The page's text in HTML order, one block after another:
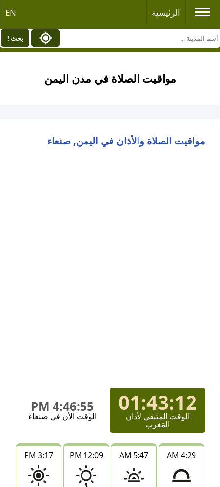
الرئيسية EN
بحث !
مواقيت الصلاة في مدن اليمن
مواقيت الصلاة والأذان في اليمن, صنعاء
01:43:12
الوقت المتبقي لأذان
المَغرب
4:46:55 PM
الوقت الأن في صنعاء
4:29 AM
5:47 AM
12:09 PM
3:17 PM